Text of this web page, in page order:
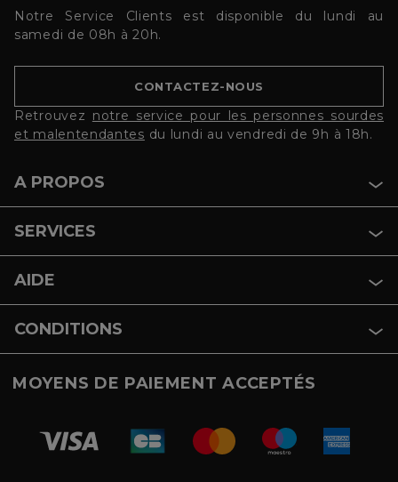
Notre Service Clients est disponible du lundi au
samedi de 08h à 20h.
CONTACTEZ-NOUS
Retrouvez notre service pour les personnes sourdes
et malentendantes du lundi au vendredi de 9h à 18h.
A PROPOS
SERVICES
AIDE
CONDITIONS
MOYENS DE PAIEMENT ACCEPTÉS